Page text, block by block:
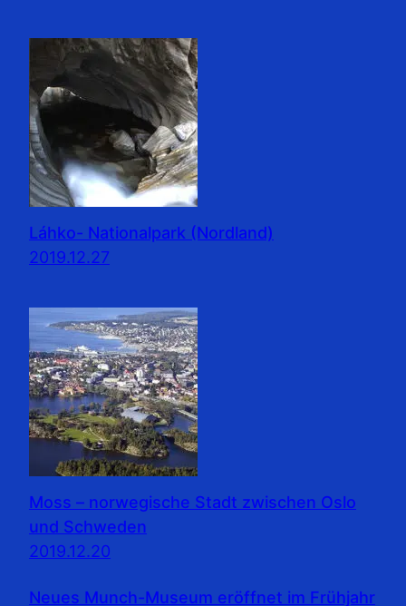
Láhko- Nationalpark (Nordland)
2019.12.27
Moss – norwegische Stadt zwischen Oslo
und Schweden
2019.12.20
Neues Munch-Museum eröffnet im Frühjahr